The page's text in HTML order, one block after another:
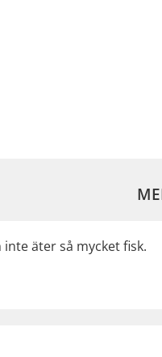
äter så mycket fisk.